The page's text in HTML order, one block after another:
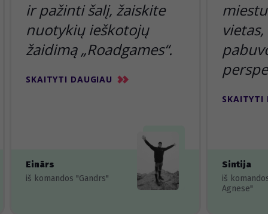
ir pažinti šalį, žaiskite
nuotykių ieškotojų
žaidimą „Roadgames“.
SKAITYTI DAUGIAU
Einārs
iš komandos "Gandrs"
SKAITYTI
Sintija
iš
Agnese"